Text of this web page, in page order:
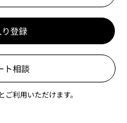
登録
ト相談
利用いただけます。